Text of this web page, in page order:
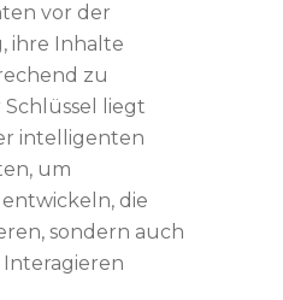
vor der
ihre Inhalte
zu
Schlüssel liegt
intelligenten
um
die
sondern auch